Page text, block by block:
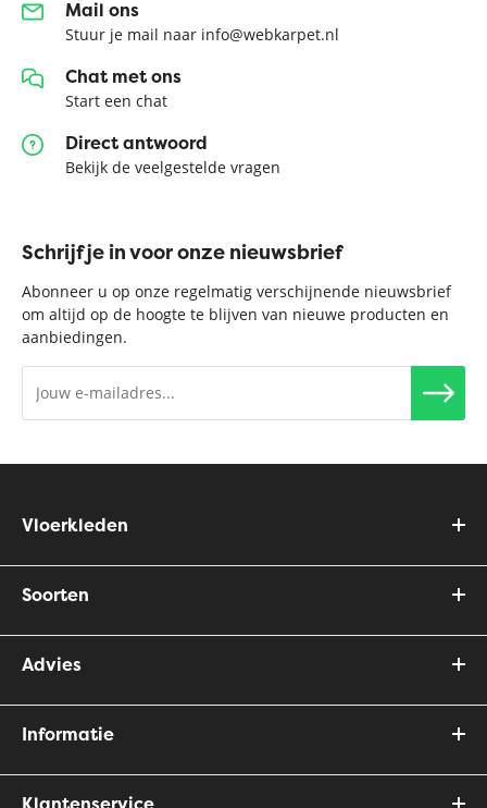
Mail ons
Stuur je mail naar info@webkarpet.nl
Chat met ons
Start een chat
Direct antwoord
Bekijk de veelgestelde vragen
Schrijf je in voor onze nieuwsbrief
Abonneer u op onze regelmatig verschijnende nieuwsbrief
om altijd op de hoogte te blijven van nieuwe producten en
aanbiedingen.
Vloerkleden
Soorten
Advies
Informatie